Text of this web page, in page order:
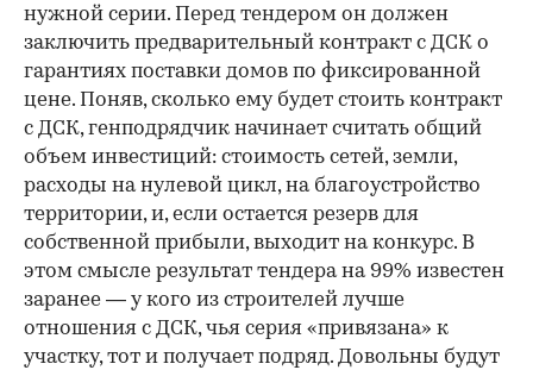
нужной серии. Перед тендером он должен
заключить предварительный контракт с ДСК о
гарантиях поставки домов по фиксированной
цене. Поняв, сколько ему будет стоить контракт
с ДСК, генподрядчик начинает считать общий
объем инвестиций: стоимость сетей, земли,
расходы на нулевой цикл, на благоустройство
территории, и, если остается резерв для
собственной прибыли, выходит на конкурс. В
этом смысле результат тендера на 99% известен
заранее — у кого из строителей лучше
отношения с ДСК, чья серия «привязана» к
участку, тот и получает подряд. Довольны будут